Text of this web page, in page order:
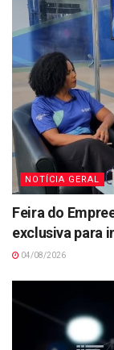
NOTÍCIA GERAL
Feira do
exclusiva para
04/08/2026